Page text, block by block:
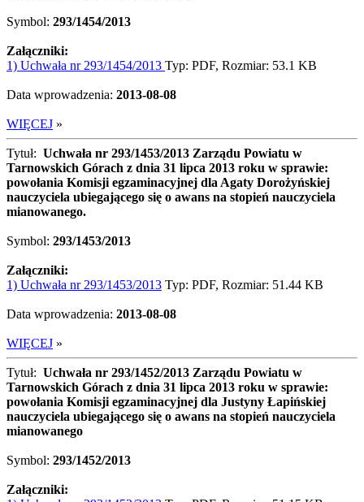
Symbol: 293/1454/2013
Załączniki:
1) Uchwała nr 293/1454/2013 Typ: PDF, Rozmiar: 53.1 KB
Data wprowadzenia: 2013-08-08
WIĘCEJ »
Tytuł: Uchwała nr 293/1453/2013 Zarządu Powiatu w
Tarnowskich Górach z dnia 31 lipca 2013 roku w sprawie:
powołania Komisji egzaminacyjnej dla Agaty Dorożyńskiej
nauczyciela ubiegającego się o awans na stopień nauczyciela
mianowanego.
Symbol: 293/1453/2013
Załączniki:
1) Uchwała nr 293/1453/2013 Typ: PDF, Rozmiar: 51.44 KB
Data wprowadzenia: 2013-08-08
WIĘCEJ »
Tytuł: Uchwała nr 293/1452/2013 Zarządu Powiatu w
Tarnowskich Górach z dnia 31 lipca 2013 roku w sprawie:
powołania Komisji egzaminacyjnej dla Justyny Łapińskiej
nauczyciela ubiegającego się o awans na stopień nauczyciela
mianowanego
Symbol: 293/1452/2013
Załączniki: